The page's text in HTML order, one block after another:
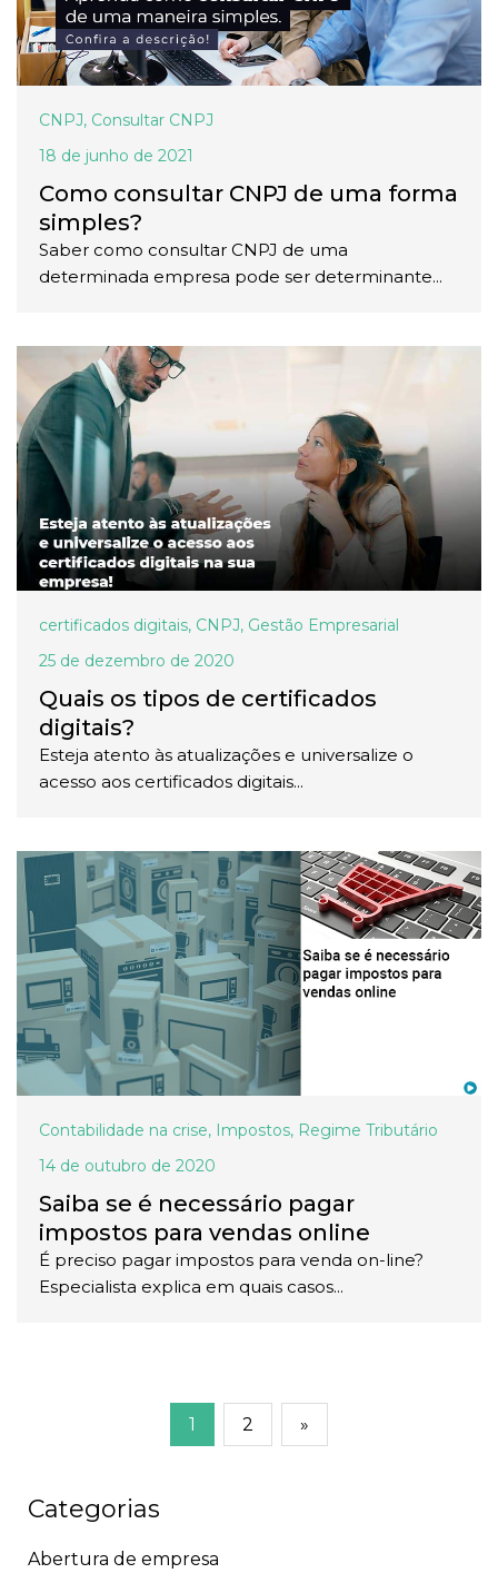
CNPJ, Consultar CNPJ
18 de junho de 2021
Como consultar CNPJ de uma forma
simples?
Saber como consultar CNPJ de uma
determinada empresa pode ser determinante...
certificados digitais, CNPJ, Gestão Empresarial
25 de dezembro de 2020
Quais os tipos de certificados
digitais?
Esteja atento às atualizações e universalize o
acesso aos certificados digitais...
Contabilidade na crise, Impostos, Regime Tributário
14 de outubro de 2020
Saiba se é necessário pagar
impostos para vendas online
É preciso pagar impostos para venda on-line?
Especialista explica em quais casos...
1 2 »
Categorias
Abertura de empresa